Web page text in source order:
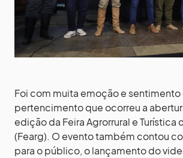
Foi com muita emoção e sentimento
pertencimento que ocorreu a
edição da Feira Agrorrural e Turística
(Fearg). O evento também contou
para o público, o lançamento do